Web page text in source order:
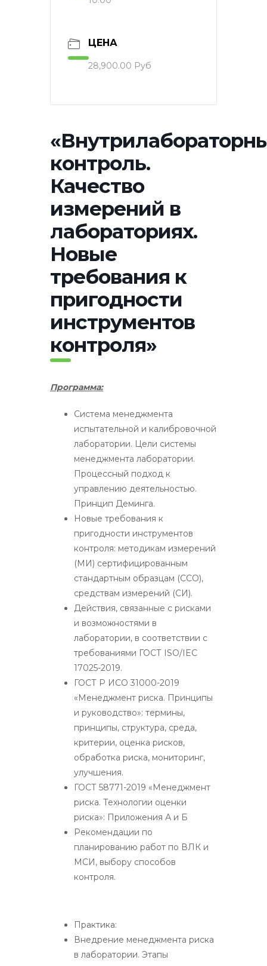
ЦЕНА
28,900.00 Руб
контроль.
Качество
измерений в
лабораториях.
Новые
требования к
пригодности
инструментов
контроля»
Программа:
Система менеджмента
испытательной и калибровочной
лаборатории. Цели системы
менеджмента лаборатории.
Процессный подход к
управлению деятельностью.
Принцип Деминга.
Новые требования к
пригодности инструментов
контроля: методикам измерений
(МИ) сертифицированным
стандартным образцам (ССО),
средствам измерений (СИ).
Действия, связанные с рисками
и возможностями в
лаборатории, в соответствии с
требованиями ГОСТ ISO/IEC
17025-2019.
ГОСТ Р ИСО 31000-2019
«Менеджмент риска. Принципы
и руководство»: термины,
принципы, структура, среда,
критерии, оценка рисков,
обработка риска, мониторинг,
улучшения.
ГОСТ 58771-2019 «Менеджмент
риска. Технологии оценки
риска»: Приложения А и Б
Рекомендации по
планированию работ по ВЛК и
МСИ, выбору способов
контроля.
Практика:
Внедрение менеджмента риска
в лаборатории. Этапы